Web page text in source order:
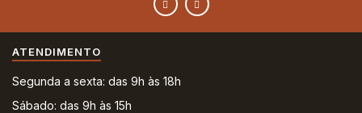
ATENDIMENTO
Segunda a sexta: das 9h às 18h
Sábado: das 9h às 15h